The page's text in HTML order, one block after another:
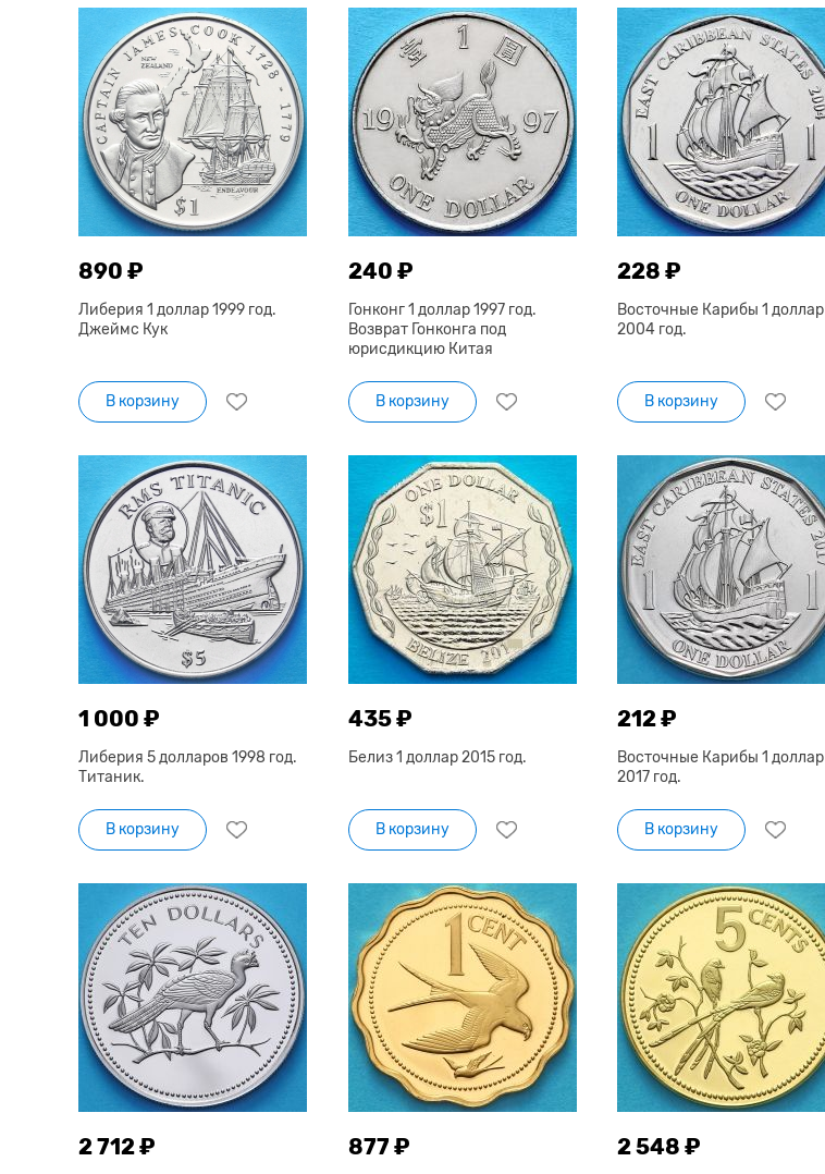
890 ₽
Либерия 1 доллар 1999 год.
Джеймс Кук
В корзину
240 ₽
Гонконг 1 доллар 1997 год.
Возврат Гонконга под
юрисдикцию Китая
В корзину
228 ₽
Восточные Карибы 1 доллар
2004 год.
В корзину
1 000 ₽
Либерия 5 долларов 1998 год.
Титаник.
В корзину
435 ₽
Белиз 1 доллар 2015 год.
В корзину
212 ₽
Восточные Карибы 1 доллар
2017 год.
В корзину
2 712 ₽ 877 ₽ 2 548 ₽